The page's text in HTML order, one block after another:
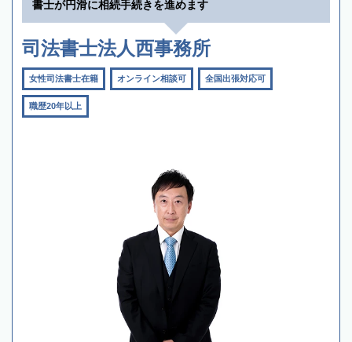
書士が円滑に相続手続きを進めます
司法書士法人西事務所
女性司法書士在籍 オンライン相談可 全国出張対応可
職歴20年以上